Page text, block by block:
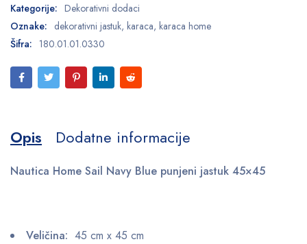
Kategorije: Dekorativni dodaci
Oznake: dekorativni jastuk, karaca, karaca home
Šifra: 180.01.01.0330
Opis Dodatne informacije
Nautica Home Sail Navy Blue punjeni jastuk 45×45
Veličina: 45 cm x 45 cm